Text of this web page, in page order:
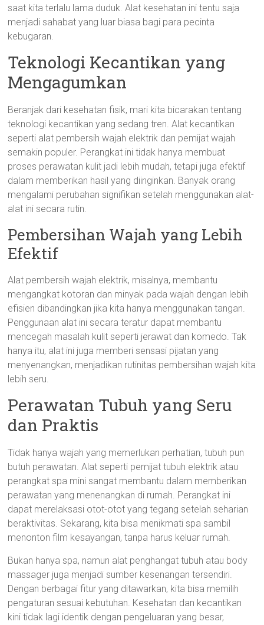
saat kita terlalu lama duduk. Alat kesehatan ini tentu saja
menjadi sahabat yang luar biasa bagi para pecinta
kebugaran.
Teknologi Kecantikan yang
Mengagumkan
Beranjak dari kesehatan fisik, mari kita bicarakan tentang
teknologi kecantikan yang sedang tren. Alat kecantikan
seperti alat pembersih wajah elektrik dan pemijat wajah
semakin populer. Perangkat ini tidak hanya membuat
proses perawatan kulit jadi lebih mudah, tetapi juga efektif
dalam memberikan hasil yang diinginkan. Banyak orang
mengalami perubahan signifikan setelah menggunakan alat-
alat ini secara rutin.
Pembersihan Wajah yang Lebih
Efektif
Alat pembersih wajah elektrik, misalnya, membantu
mengangkat kotoran dan minyak pada wajah dengan lebih
efisien dibandingkan jika kita hanya menggunakan tangan.
Penggunaan alat ini secara teratur dapat membantu
mencegah masalah kulit seperti jerawat dan komedo. Tak
hanya itu, alat ini juga memberi sensasi pijatan yang
menyenangkan, menjadikan rutinitas pembersihan wajah kita
lebih seru.
Perawatan Tubuh yang Seru
dan Praktis
Tidak hanya wajah yang memerlukan perhatian, tubuh pun
butuh perawatan. Alat seperti pemijat tubuh elektrik atau
perangkat spa mini sangat membantu dalam memberikan
perawatan yang menenangkan di rumah. Perangkat ini
dapat merelaksasi otot-otot yang tegang setelah seharian
beraktivitas. Sekarang, kita bisa menikmati spa sambil
menonton film kesayangan, tanpa harus keluar rumah.
Bukan hanya spa, namun alat penghangat tubuh atau body
massager juga menjadi sumber kesenangan tersendiri.
Dengan berbagai fitur yang ditawarkan, kita bisa memilih
pengaturan sesuai kebutuhan. Kesehatan dan kecantikan
kini tidak lagi identik dengan pengeluaran yang besar,